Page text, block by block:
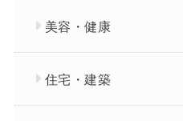
美容・健康
住宅・建築